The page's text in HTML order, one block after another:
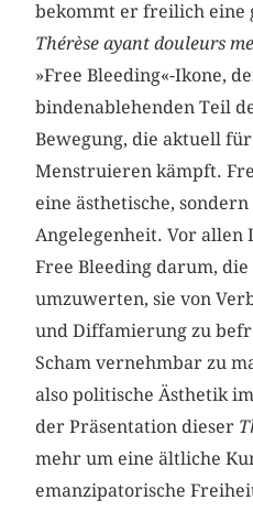
bekommt er freilich eine
Thérèse ayant douleurs
»Free Bleeding«-Ikone,
bindenablehenden Teil
Bewegung, die aktuell
Menstruieren kämpft.
eine ästhetische,
Angelegenheit. Vor allen
Free Bleeding darum,
umzuwerten, sie von
und Diffamierung zu
Scham vernehmbar zu
also politische Ästhetik
der Präsentation dieser
mehr um eine ältliche
emanzipatorische